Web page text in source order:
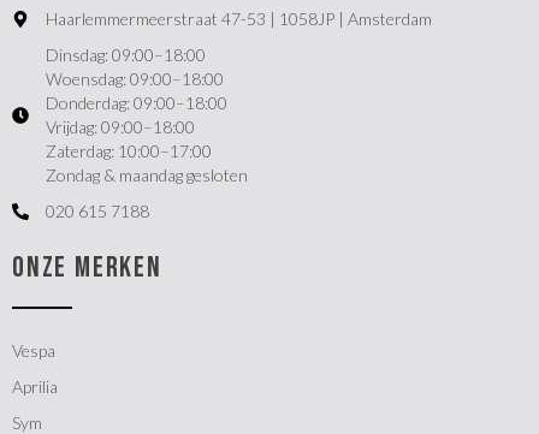
Haarlemmermeerstraat 47-53 | 1058JP | Amsterdam
Dinsdag: 09:00–18:00
Woensdag: 09:00–18:00
Donderdag: 09:00–18:00
Vrijdag: 09:00–18:00
Zaterdag: 10:00–17:00
Zondag & maandag gesloten
020 615 7188
ONZE MERKEN
Vespa
Aprilia
Sym